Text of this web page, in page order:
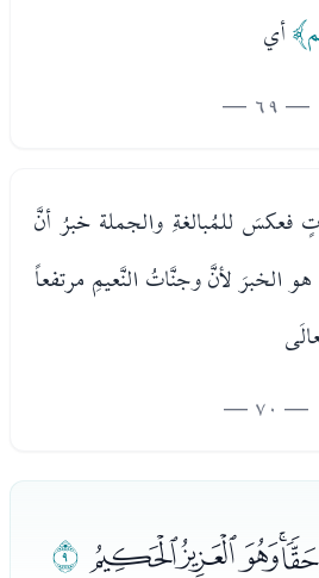
أي
— 69 —
جنَّاتٍ فعكسَ للمُبالغةِ والجملة خبرُ أنَّ
الخبرَ لأنَّ وجنَّاتُ النَّعيمِ مرتفعاً
— 70 —
ﮩ